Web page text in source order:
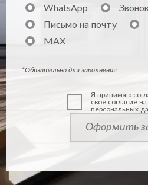
WhatsApp
Письмо на почту
MAX
*Обязательно для заполнения
Я принимаю
свое согласие
персональных
Оформить